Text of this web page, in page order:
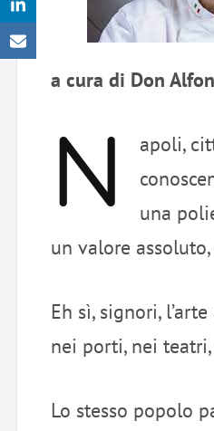
a cura di Don
N apoli,
una
un valore
Eh sì, signori,
nei porti, nei
Lo stesso popolo